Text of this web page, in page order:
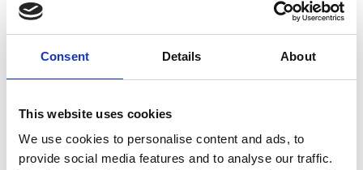
Consent Details About
This website uses cookies
We use cookies to personalise content and ads, to
provide social media features and to analyse our traffic.
er een klein stukje is overgebleven kunt u deze in de
Maat M is 12cm lang, 75 gram